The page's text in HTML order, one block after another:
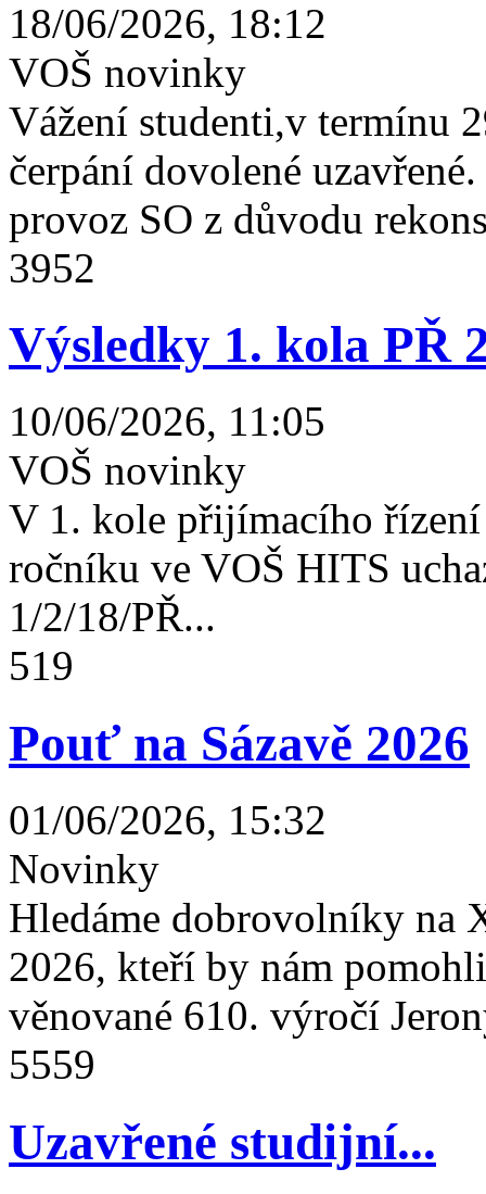
18/06/2026, 18:12
VOŠ novinky
Vážení studenti,v termínu
čerpání dovolené
provoz SO z důvodu
3952
Výsledky 1. kola PŘ
10/06/2026, 11:05
VOŠ novinky
V 1. kole přijímacího
ročníku ve VOŠ HITS
1/2/18/PŘ...
519
Pouť na Sázavě 2026
01/06/2026, 15:32
Novinky
Hledáme dobrovolníky na
2026, kteří by nám
věnované 610. výročí
5559
Uzavřené studijní...